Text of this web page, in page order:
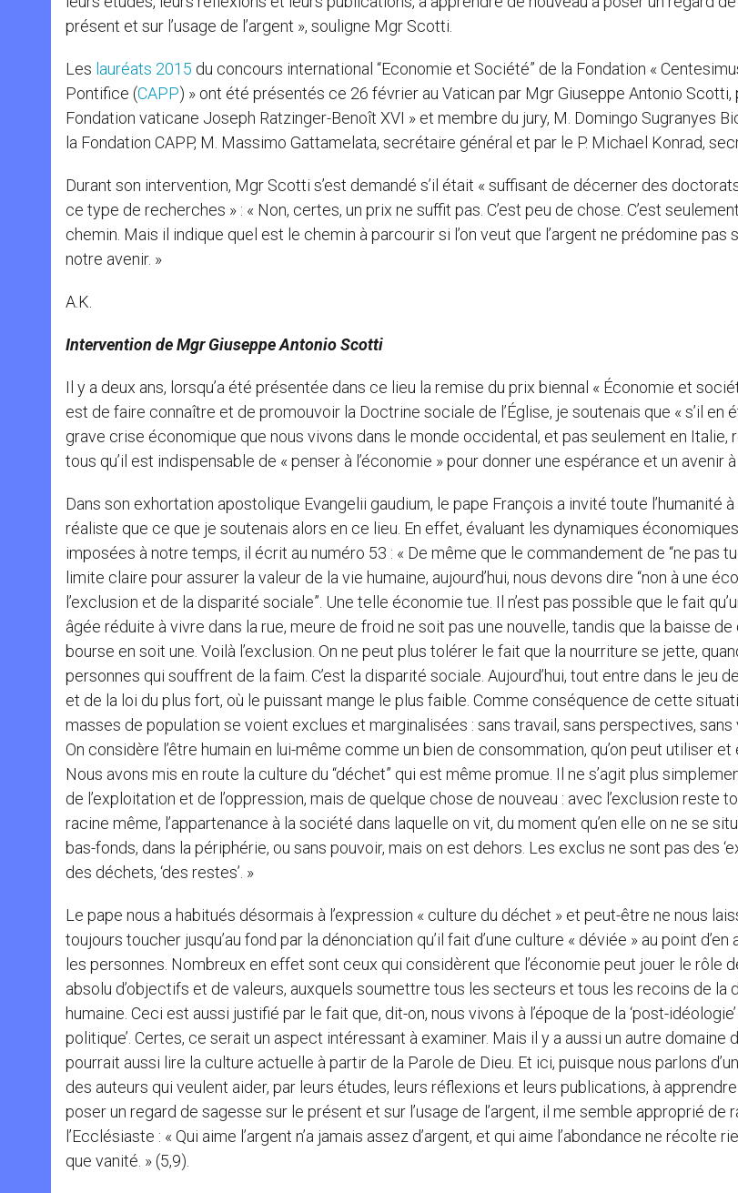
présent et sur l’usage de l’argent », souligne Mgr Scotti.
Les lauréats 2015 du concours international “Economie et Société” de la Fondation «
Pontifice (CAPP) » ont été présentés ce 26 février au Vatican par Mgr Giuseppe Antonio Scotti,
Fondation vaticane Joseph Ratzinger-Benoît XVI » et membre du jury, M. Domingo Sugranyes
la Fondation CAPP, M. Massimo Gattamelata, secrétaire général et par le P. Michael Konrad,
Durant son intervention, Mgr Scotti s’est demandé s’il était « suffisant de décerner des
ce type de recherches » : « Non, certes, un prix ne suffit pas. C’est peu de chose. C’est
chemin. Mais il indique quel est le chemin à parcourir si l’on veut que l’argent ne prédomine pas
notre avenir. »
A.K.
Intervention de Mgr Giuseppe Antonio Scotti
Il y a deux ans, lorsqu’a été présentée dans ce lieu la remise du prix biennal « Économie et
est de faire connaître et de promouvoir la Doctrine sociale de l’Église, je soutenais que « s’il en
grave crise économique que nous vivons dans le monde occidental, et pas seulement en Italie,
tous qu’il est indispensable de « penser à l’économie » pour donner une espérance et un avenir à
Dans son exhortation apostolique Evangelii gaudium, le pape François a invité toute l’humanité
réaliste que ce que je soutenais alors en ce lieu. En effet, évaluant les dynamiques
imposées à notre temps, il écrit au numéro 53 : « De même que le commandement de “ne pas
limite claire pour assurer la valeur de la vie humaine, aujourd’hui, nous devons dire “non à une
l’exclusion et de la disparité sociale”. Une telle économie tue. Il n’est pas possible que le fait
âgée réduite à vivre dans la rue, meure de froid ne soit pas une nouvelle, tandis que la baisse
bourse en soit une. Voilà l’exclusion. On ne peut plus tolérer le fait que la nourriture se jette,
personnes qui souffrent de la faim. C’est la disparité sociale. Aujourd’hui, tout entre dans le jeu
et de la loi du plus fort, où le puissant mange le plus faible. Comme conséquence de cette
masses de population se voient exclues et marginalisées : sans travail, sans perspectives, sans
On considère l’être humain en lui-même comme un bien de consommation, qu’on peut utiliser et
Nous avons mis en route la culture du “déchet” qui est même promue. Il ne s’agit plus
de l’exploitation et de l’oppression, mais de quelque chose de nouveau : avec l’exclusion reste
racine même, l’appartenance à la société dans laquelle on vit, du moment qu’en elle on ne se
bas-fonds, dans la périphérie, ou sans pouvoir, mais on est dehors. Les exclus ne sont pas des
des déchets, ‘des restes’. »
Le pape nous a habitués désormais à l’expression « culture du déchet » et peut-être ne nous
toujours toucher jusqu’au fond par la dénonciation qu’il fait d’une culture « déviée » au point
les personnes. Nombreux en effet sont ceux qui considèrent que l’économie peut jouer le rôle
absolu d’objectifs et de valeurs, auxquels soumettre tous les secteurs et tous les recoins de la
humaine. Ceci est aussi justifié par le fait que, dit-on, nous vivons à l’époque de la ‘post-
politique’. Certes, ce serait un aspect intéressant à examiner. Mais il y a aussi un autre domaine
pourrait aussi lire la culture actuelle à partir de la Parole de Dieu. Et ici, puisque nous parlons
des auteurs qui veulent aider, par leurs études, leurs réflexions et leurs publications, à apprendre
poser un regard de sagesse sur le présent et sur l’usage de l’argent, il me semble approprié de
l’Ecclésiaste : « Qui aime l’argent n’a jamais assez d’argent, et qui aime l’abondance ne récolte
que vanité. » (5,9).